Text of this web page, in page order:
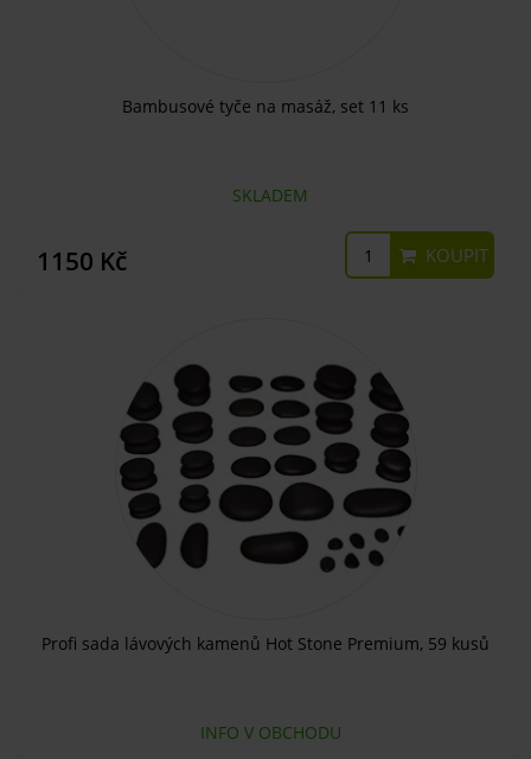
Bambusové tyče na masáž, set 11 ks
SKLADEM
1150 Kč KOUPIT
Profi sada lávových kamenů Hot Stone Premium, 59 kusů
INFO V OBCHODU